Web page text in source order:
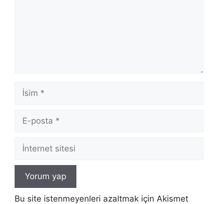
İsim
posta
İnternet
Bu site istenmeyenleri azaltmak için Akismet